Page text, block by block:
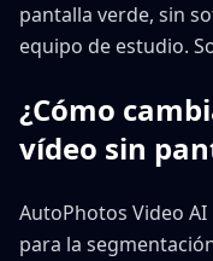
pantalla verde, sin
equipo de estudio.
¿Cómo
vídeo sin
AutoPhotos Video
para la